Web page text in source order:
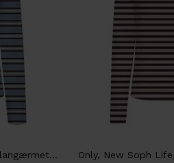
Only, New Soph Life, Stribet langærmet trøje, Lyseblå